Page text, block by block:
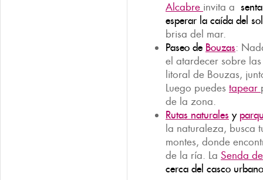
Alcabre invita a
esperar la caída del sol
brisa del mar.
Paseo de Bouzas:
el atardecer sobre
litoral de Bouzas,
Luego puedes tapear
de la zona.
Rutas naturales y
la naturaleza, busca
montes, donde
de la ría. La Senda
cerca del casco